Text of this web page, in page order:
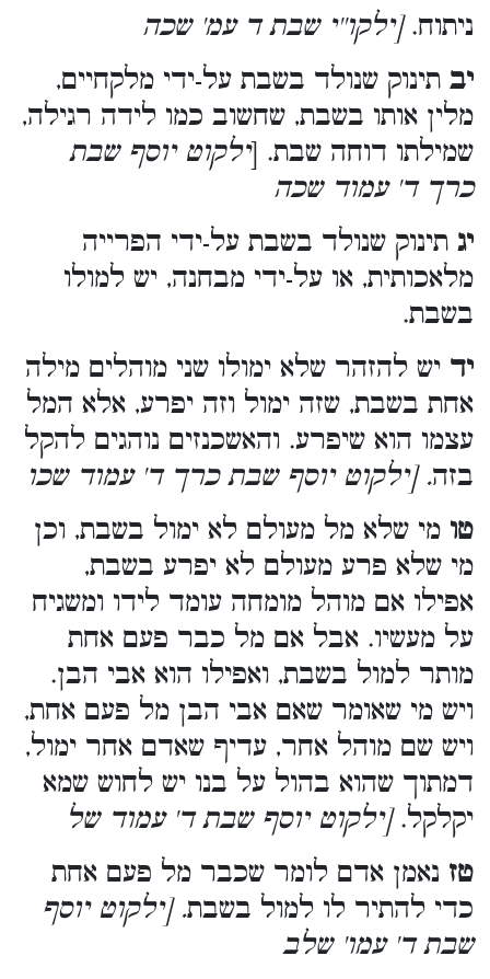
ניתוח.[ילקו''י שבת ד עמ' שכה
יב תינוק שנולד בשבת על-ידי מלקחיים,
מלין אותו בשבת, שחשוב כמו לידה רגילה,
שמילתו דוחה שבת. [ילקוט יוסף שבת
כרך ד' עמוד שכה
יג תינוק שנולד בשבת על-ידי הפרייה
מלאכותית, או על-ידי מבחנה, יש למולו
בשבת.
יד יש להזהר שלא ימולו שני מוהלים מילה
אחת בשבת, שזה ימול וזה יפרע, אלא המל
עצמו הוא שיפרע. והאשכנזים נוהגים להקל
בזה. [ילקוט יוסף שבת כרך ד' עמוד שכו
טו מי שלא מל מעולם לא ימול בשבת, וכן
מי שלא פרע מעולם לא יפרע בשבת,
אפילו אם מוהל מומחה עומד לידו ומשגיח
על מעשיו. אבל אם מל כבר פעם אחת
מותר למול בשבת, ואפילו הוא אבי הבן.
ויש מי שאומר שאם אבי הבן מל פעם אחת,
ויש שם מוהל אחר, עדיף שאדם אחר ימול,
דמתוך שהוא בהול על בנו יש לחוש שמא
יקלקל.[ילקוט יוסף שבת ד' עמוד של
טז נאמן אדם לומר שכבר מל פעם אחת
כדי להתיר לו למול בשבת. [ילקוט יוסף
שבת ד' עמו' שלב